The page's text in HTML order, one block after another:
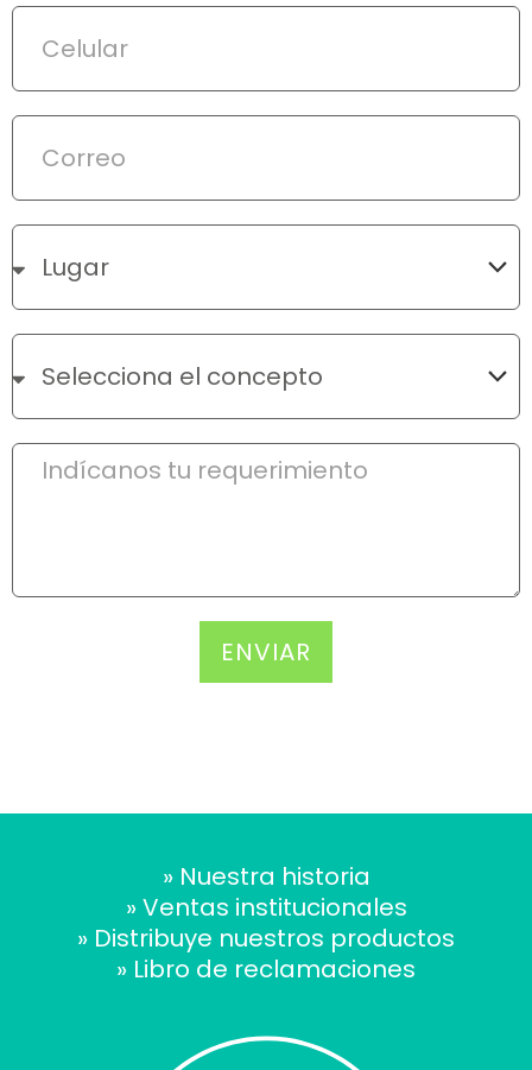
ENVIAR
» Nuestra historia
» Ventas institucionales
» Distribuye nuestros productos
» Libro de reclamaciones